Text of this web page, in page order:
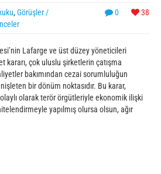
0 38
, Görüşler /
Lafarge ve üst düzey yöneticileri
kararı, çok uluslu şirketlerin çatışma
bakımından cezai sorumluluğun
bir dönüm noktasıdır. Bu karar,
olarak terör örgütleriyle ekonomik ilişki
yapılmış olursa olsun, ağır